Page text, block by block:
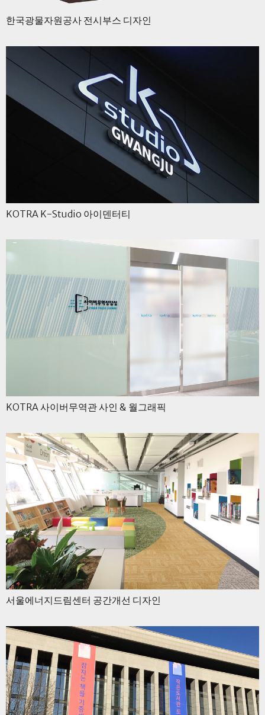
한국광물자원공사 전시부스 디자인
KOTRA K-Studio 아이덴터티
KOTRA 사이버무역관 사인 & 월그래픽
서울에너지드림센터 공간개선 디자인